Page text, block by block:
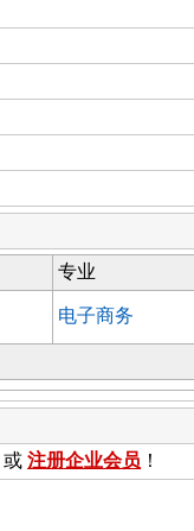
专业
电子商务
或 注册企业会员 ！